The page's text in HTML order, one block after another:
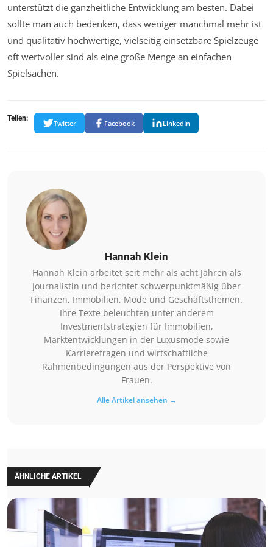
unterstützt die ganzheitliche Entwicklung am besten. Dabei
sollte man auch bedenken, dass weniger manchmal mehr ist
und qualitativ hochwertige, vielseitig einsetzbare Spielzeuge
oft wertvoller sind als eine große Menge an einfachen
Spielsachen.
Teilen:
Twitter Facebook LinkedIn
Hannah Klein
Hannah Klein arbeitet seit mehr als acht Jahren als
Journalistin und berichtet schwerpunktmäßig über
Finanzen, Immobilien, Mode und Geschäftsthemen.
Ihre Texte beleuchten unter anderem
Investmentstrategien für Immobilien,
Marktentwicklungen in der Luxusmode sowie
Karrierefragen und wirtschaftliche
Rahmenbedingungen aus der Perspektive von
Frauen.
Alle Artikel ansehen →
ÄHNLICHE ARTIKEL